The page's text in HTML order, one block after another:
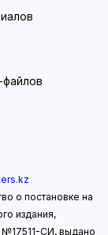
о постановке на
издания,
№17511-СИ, выдано